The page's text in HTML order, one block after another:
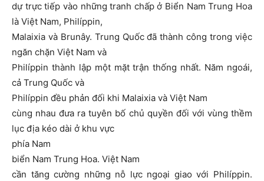
dự trực tiếp vào những tranh chấp ở Biển Nam Trung Hoa
là Việt Nam, Philíppin,
Malaixia và Brunây. Trung Quốc đã thành công trong việc
ngăn chặn Việt Nam và
Philíppin thành lập một mặt trận thống nhất. Năm ngoái,
cả Trung Quốc và
Philíppin đều phản đối khi Malaixia và Việt Nam
cùng nhau đưa ra tuyên bố chủ quyền đối với vùng thềm
lục địa kéo dài ở khu vực
phía Nam
biển Nam Trung Hoa. Việt Nam
cần tăng cường những nỗ lực ngoại giao với Philíppin.